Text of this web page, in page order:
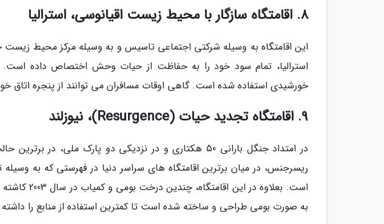
8. اقامتگاه سازگار با محیط زیست اقیانوسی، استرالیا
این اقامتگاه به وسیله شرکتی اجتماعی تاسیس و به وسیله مرکز محیط
استرالیا، تمام سود خود را به حفاظت از حیات وحش اختصاص داده است.
خورشیدی استفاده شده است. گاهی اوقات مسافران می توانند از پنجره اتاق
9. اقامتگاه تجدید حیات (Resurgence)، نیوزلند
در امتداد جنگل بارانی 50 هکتاری و در نزدیکی دو پارک ملی،
ریسرجنس، در میان برترین اقامتگاه های سراسر دنیا در فهرستی که به وسیله
است. بعلاوه در
به صورت بومی طراحی و ساخته شده است تا کمترین استفاده از منابع را داشته